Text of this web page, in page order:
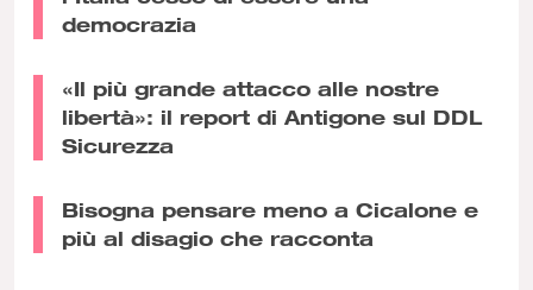
democrazia
«Il più grande attacco alle nostre
libertà»: il report di Antigone sul DDL
Sicurezza
Bisogna pensare meno a Cicalone e
più al disagio che racconta